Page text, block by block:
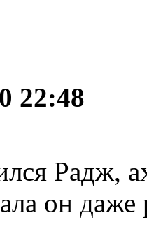
22:48
Радж,
он даже